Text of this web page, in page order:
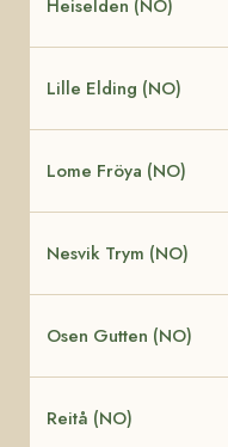
Heiselden (NO)
Lille Elding (NO)
Lome Fröya (NO)
Nesvik Trym (NO)
Osen Gutten (NO)
Reitå (NO)